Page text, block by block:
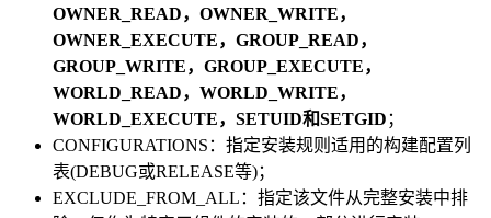
OWNER_READ，OWNER_WRITE，
OWNER_EXECUTE，GROUP_READ，
GROUP_WRITE，GROUP_EXECUTE，
WORLD_READ，WORLD_WRITE，
WORLD_EXECUTE，SETUID和SETGID ；
CONFIGURATIONS：指定安装规则适用的构建配置列
表(DEBUG或RELEASE等)；
EXCLUDE_FROM_ALL：指定该文件从完整安装中排